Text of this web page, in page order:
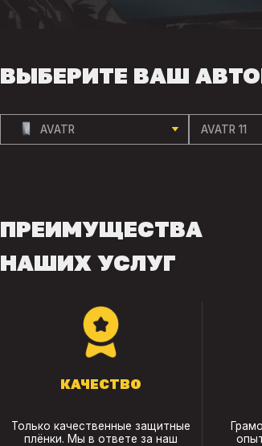
ВЫБЕРИТЕ ВАШ
AVATR AVATR 11
ПРЕИМУЩЕСТВА
НАШИХ УСЛУГ
КАЧЕСТВО
Только качественные защитные
плёнки. Мы в ответе за наш